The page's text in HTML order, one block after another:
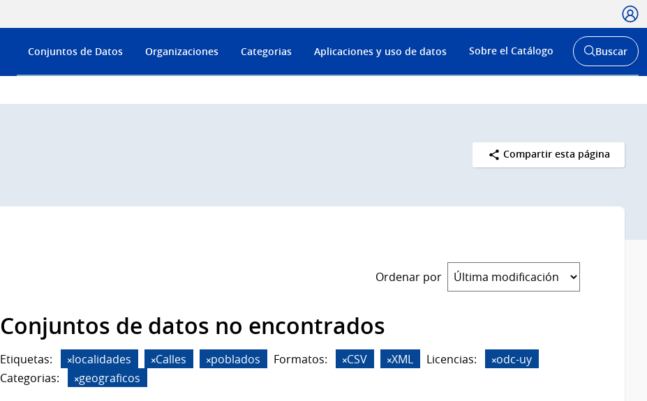
Menú
de
Conjuntos de Datos Organizaciones Categorias Aplicaciones y uso de datos Sobre el Catálogo
Abrir
buscador
Buscar
Compartir esta página
Ordenar por
Conjuntos de datos no encontrados
Etiquetas: localidades Calles poblados Formatos: CSV XML Licencias:
odc-uy
Categorias:
geograficos